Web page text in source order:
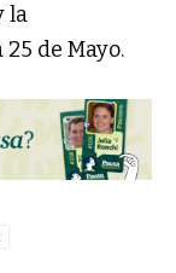
la
de Mayo.